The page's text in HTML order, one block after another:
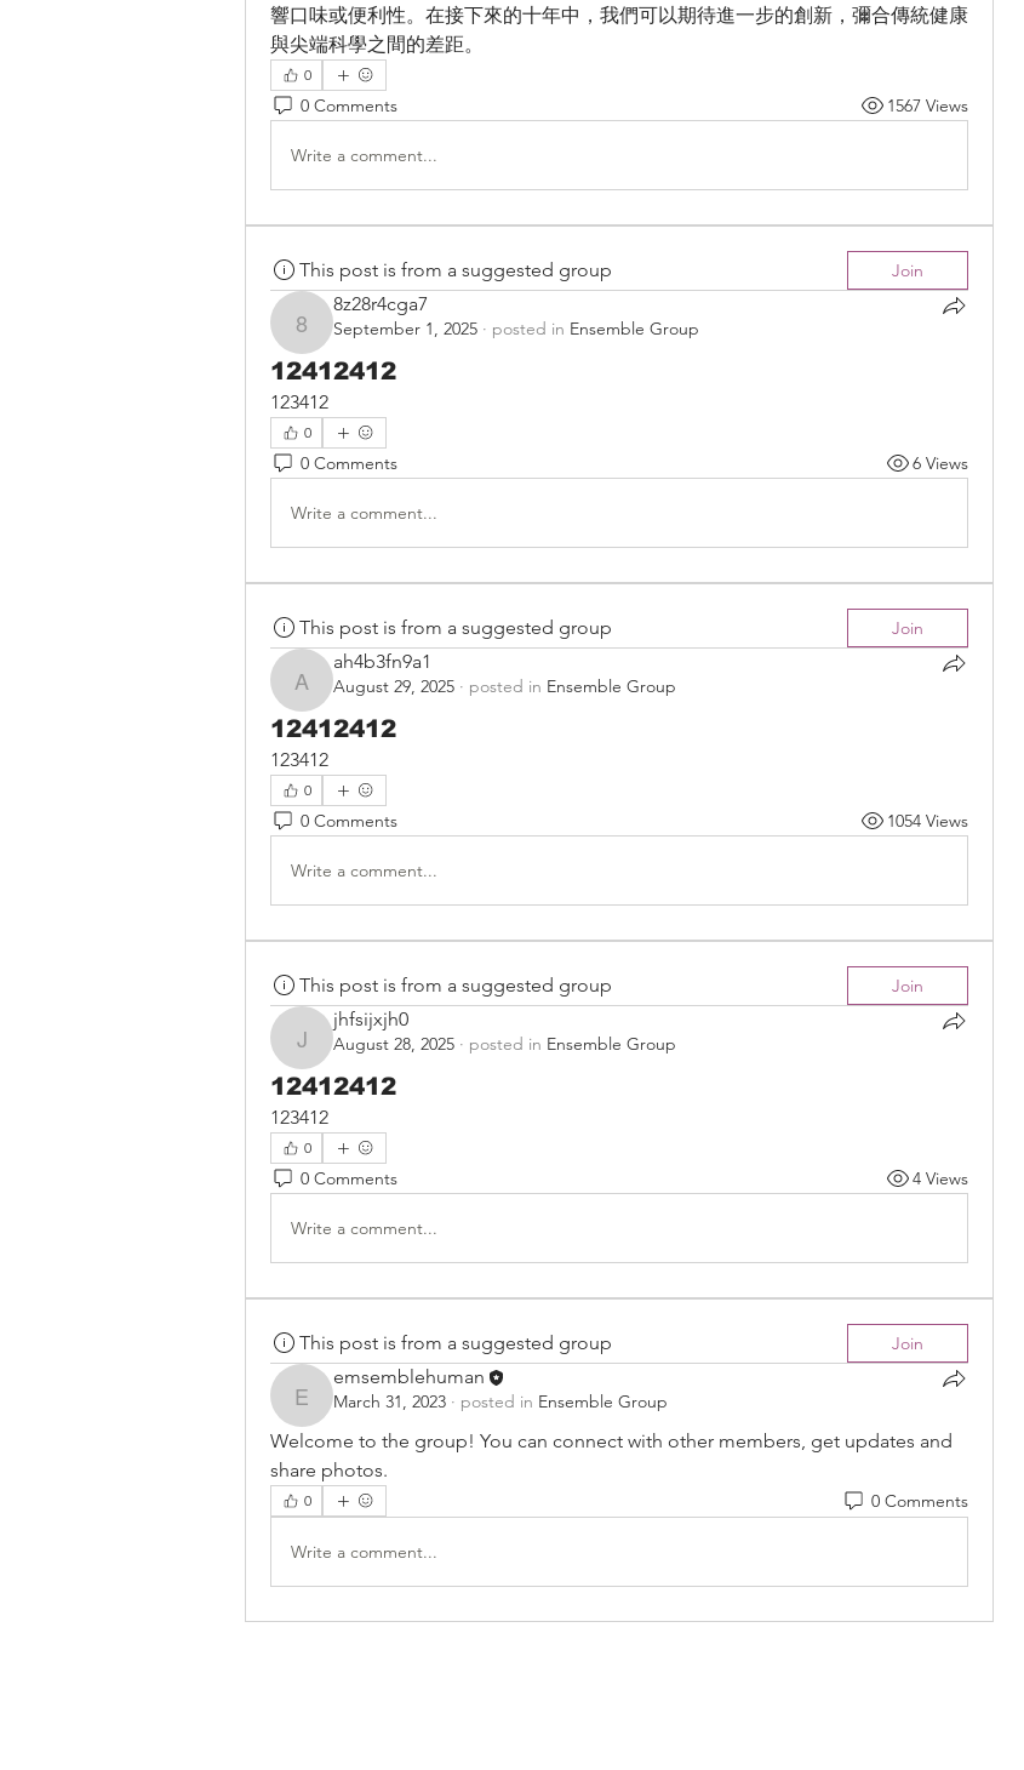
響口味或便利性。在接下來的十年中，我們可以期待進一步的創新，彌合傳統健康
與尖端科學之間的差距。
0
0 Comments 1567 Views
Write a comment...
This post is from a suggested group Join
8z28r4cga7
8z28r4cga7
September 1, 2025 · posted in Ensemble Group
12412412
123412
0
0 Comments 6 Views
Write a comment...
This post is from a suggested group Join
ah4b3fn9a1
ah4b3fn9a1
August 29, 2025 · posted in Ensemble Group
12412412
123412
0
0 Comments 1054 Views
Write a comment...
This post is from a suggested group Join
jhfsijxjh0
jhfsijxjh0
August 28, 2025 · posted in Ensemble Group
12412412
123412
0
0 Comments 4 Views
Write a comment...
This post is from a suggested group Join
emsemblehuman
emsemblehuman
March 31, 2023 · posted in Ensemble Group
Welcome to the group! You can connect with other members, get updates and
share photos.
0 0 Comments
Write a comment...